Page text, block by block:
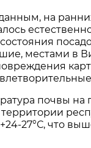
на
местами в
почвы на
27°С, что